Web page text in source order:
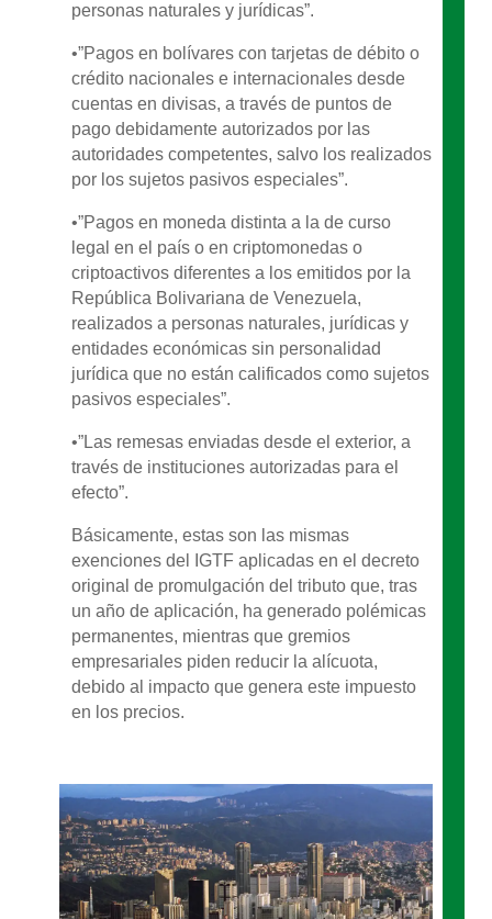
personas naturales y jurídicas”.
•”Pagos en bolívares con tarjetas de débito o
crédito nacionales e internacionales desde
cuentas en divisas, a través de puntos de
pago debidamente autorizados por las
autoridades competentes, salvo los realizados
por los sujetos pasivos especiales”.
•”Pagos en moneda distinta a la de curso
legal en el país o en criptomonedas o
criptoactivos diferentes a los emitidos por la
República Bolivariana de Venezuela,
realizados a personas naturales, jurídicas y
entidades económicas sin personalidad
jurídica que no están calificados como sujetos
pasivos especiales”.
•”Las remesas enviadas desde el exterior, a
través de instituciones autorizadas para el
efecto”.
Básicamente, estas son las mismas
exenciones del IGTF aplicadas en el decreto
original de promulgación del tributo que, tras
un año de aplicación, ha generado polémicas
permanentes, mientras que gremios
empresariales piden reducir la alícuota,
debido al impacto que genera este impuesto
en los precios.